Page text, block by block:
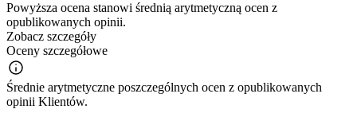
Powyższa ocena stanowi średnią arytmetyczną ocen z
opublikowanych opinii.
Zobacz szczegóły
Oceny szczegółowe
Średnie arytmetyczne poszczególnych ocen z opublikowanych
opinii Klientów.